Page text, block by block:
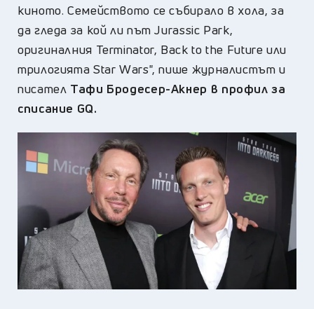
киното. Семейството се събирало в хола, за
да гледа за кой ли път Jurassic Park,
оригиналния Terminator, Back to the Future или
трилогията Star Wars", пише журналистът и
писател Тафи Бродесер-Акнер в профил за
списание GQ.